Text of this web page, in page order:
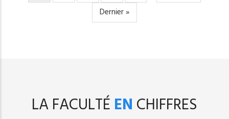
courante
suivante
Dernière
page
Dernier »
LA FACULTÉ EN CHIFFRES